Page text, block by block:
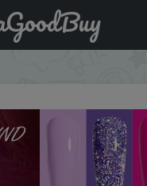
Polish